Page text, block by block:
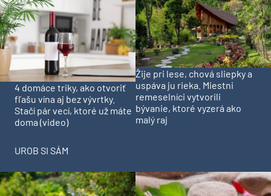
4 domáce triky, ako otvoriť
fľašu vína aj bez vývrtky.
Stačí pár vecí, ktoré už máte
doma (video)
Žije pri lese, chová sliepky a
uspáva ju rieka. Miestni
remeselníci vytvorili
bývanie, ktoré vyzerá ako
malý raj
UROB SI SÁM